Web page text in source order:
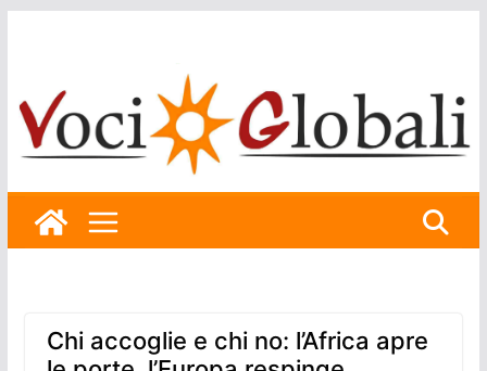
Chi accoglie e chi no: l’Africa apre